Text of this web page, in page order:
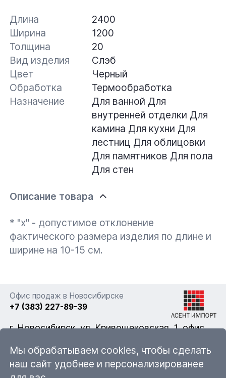
Длина
2400
Ширина
1200
Толщина
20
Вид изделия
Слэб
Цвет
Черный
Обработка
Термообработка
Назначение
Для ванной Для
внутренней отделки Для
камина Для кухни Для
лестниц Для облицовки
Для памятников Для пола
Для стен
Описание товара
* "x" - допустимое отклонение
фактического размера изделия по длине и
ширине на 10-15 см.
Офис продаж в Новосибирске
+7 (383) 227-89-39
г. Новосибирск, ул. Кривощековская, 1, офис
Мы обрабатываем cookies, чтобы сделать
наш сайт удобнее и персонализированее